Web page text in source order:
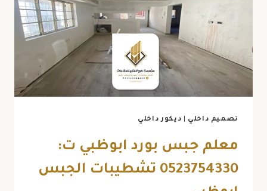
تصميم داخلي ديكور داخلي
معلم جبس بورد ابوظبي ت:
0523754330 تشطيبات الجبس